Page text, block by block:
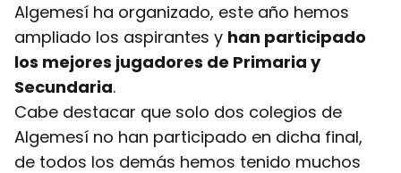
Algemesí ha organizado, este año hemos
ampliado los aspirantes y han participado
los mejores jugadores de Primaria y
Secundaria.
Cabe destacar que solo dos colegios de
Algemesí no han participado en dicha final,
de todos los demás hemos tenido muchos